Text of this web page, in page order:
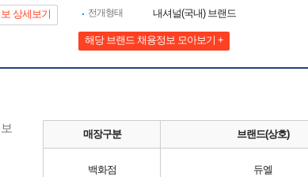
상세보기 전개형태 내셔널(국내) 브랜드
해당 브랜드 채용정보 모아보기 +
매장구분 브랜드(상호)
백화점 듀엘